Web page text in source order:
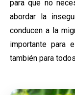
para que no
abordar la
conducen a la
importante para
también para